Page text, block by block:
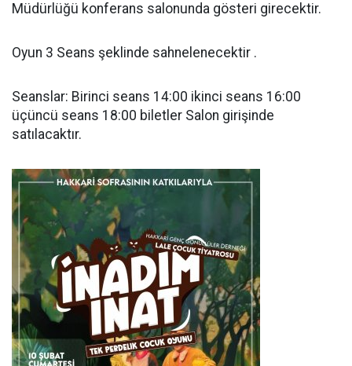
Müdürlüğü konferans salonunda gösteri girecektir.
Oyun 3 Seans şeklinde sahnelenecektir .
Seanslar: Birinci seans 14:00 ikinci seans 16:00
üçüncü seans 18:00 biletler Salon girişinde
satılacaktır.